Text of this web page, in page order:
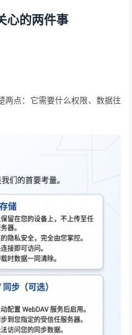
心的两件事
两点：它需要什么权限、数据往